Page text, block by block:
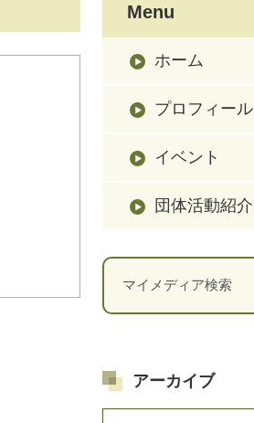
Menu
ホーム
プロフィール
イベント
団体活動紹介
アーカイブ